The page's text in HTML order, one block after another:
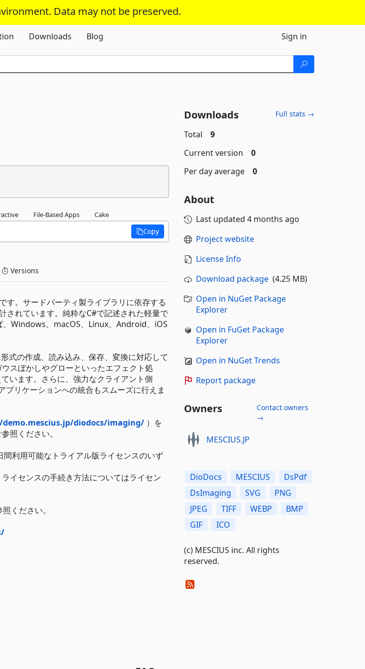
Data may not be preserved.
Skip To Content
Downloads Blog Sign in
File-Based Apps Cake
Copy
Versions
。サードパーティ製ライブラリに依存する
されています。純粋なC#で記述された軽量で
、Windows、macOS、Linux、Android、iOS
式の作成、読み込み、保存、変換に対応して
スぼかしやグローといったエフェクト処
います。さらに、強力なクライアント側
リケーションへの統合もスムーズに行えま
diodocs/imaging/ ）を
照ください。
利用可能なトライアル版ライセンスのいず
イセンスの手続き方法についてはライセン
ください。
Downloads Full stats →
Total
9
Current version
0
Per day average
0
About
Last updated 4 months ago
Project website
License Info
Download package(4.25 MB)
Open in NuGet Package
Explorer
Open in FuGet Package
Explorer
Open in NuGet Trends
Report package
Owners
Contact owners
→
MESCIUS.JP
DioDocs MESCIUS
DsPdf
DsImaging
SVG
PNG
JPEG
TIFF WEBP
BMP
GIF
ICO
(c) MESCIUS inc. All rights
reserved.